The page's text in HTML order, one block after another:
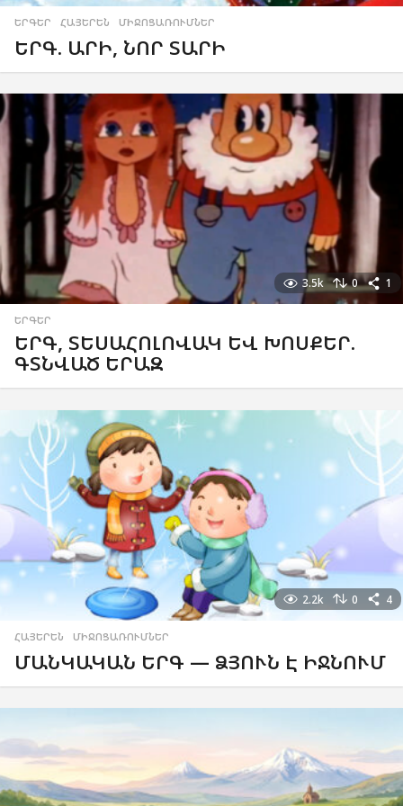
ԵՐԳԵՐ ,ՀԱՅԵՐԵՆ ,ՄԻՋՈՑԱՌՈՒՄՆԵՐ
ԵՐԳ. ԱՐԻ, ՆՈՐ ՏԱՐԻ
3.5k 0 1
ԵՐԳԵՐ
ԵՐԳ, ՏԵՍԱՀՈԼՈՎԱԿ ԵՎ ԽՈՍՔԵՐ.
ԳՏՆՎԱԾ ԵՐԱԶ
2.2k 0 4
ՀԱՅԵՐԵՆ ,ՄԻՋՈՑԱՌՈՒՄՆԵՐ
ՄԱՆԿԱԿԱՆ ԵՐԳ — ՁՅՈՒՆ Է ԻՋՆՈՒՄ